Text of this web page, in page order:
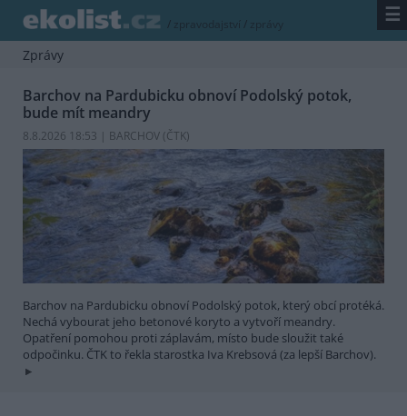
/ zpravodajství / zprávy ☰
Zprávy
Barchov na Pardubicku obnoví Podolský potok,
bude mít meandry
8.8.2026 18:53 | BARCHOV (ČTK)
Barchov na Pardubicku obnoví Podolský potok, který obcí protéká.
Nechá vybourat jeho betonové koryto a vytvoří meandry.
Opatření pomohou proti záplavám, místo bude sloužit také
odpočinku. ČTK to řekla starostka Iva Krebsová (za lepší Barchov).